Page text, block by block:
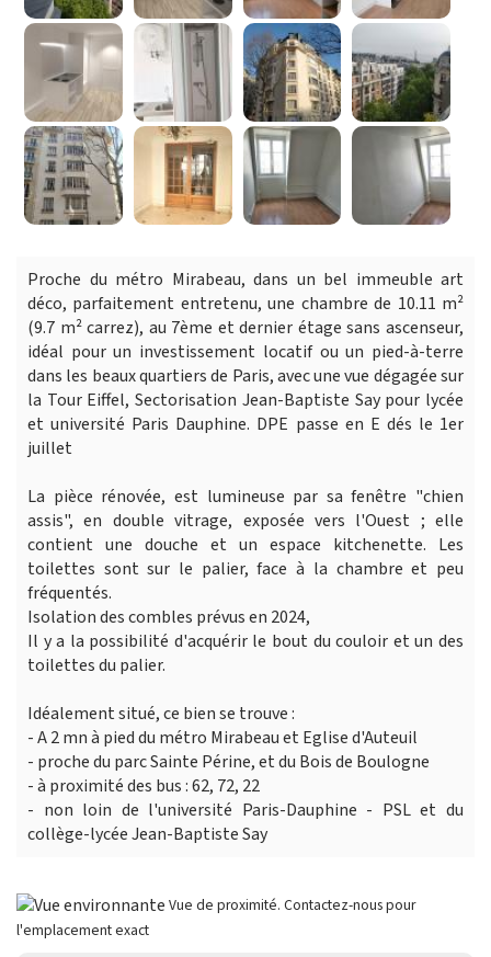
Proche du métro Mirabeau, dans un bel immeuble art
déco, parfaitement entretenu, une chambre de 10.11 m²
(9.7 m² carrez), au 7ème et dernier étage sans ascenseur,
idéal pour un investissement locatif ou un pied-à-terre
dans les beaux quartiers de Paris, avec une vue dégagée sur
la Tour Eiffel, Sectorisation Jean-Baptiste Say pour lycée
et université Paris Dauphine. DPE passe en E dés le 1er
juillet
La pièce rénovée, est lumineuse par sa fenêtre "chien
assis", en double vitrage, exposée vers l'Ouest ; elle
contient une douche et un espace kitchenette. Les
toilettes sont sur le palier, face à la chambre et peu
fréquentés.
Isolation des combles prévus en 2024,
Il y a la possibilité d'acquérir le bout du couloir et un des
toilettes du palier.
Idéalement situé, ce bien se trouve :
- A 2 mn à pied du métro Mirabeau et Eglise d'Auteuil
- proche du parc Sainte Périne, et du Bois de Boulogne
- à proximité des bus : 62, 72, 22
- non loin de l'université Paris-Dauphine - PSL et du
collège-lycée Jean-Baptiste Say
Vue de proximité. Contactez-nous pour
l'emplacement exact